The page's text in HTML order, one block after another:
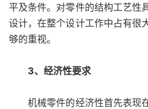
平及条件。对零件的结构工艺性
设计，在整个设计工作中占有很
够的重视。
3、经济性要求
机械零件的经济性首先表现在